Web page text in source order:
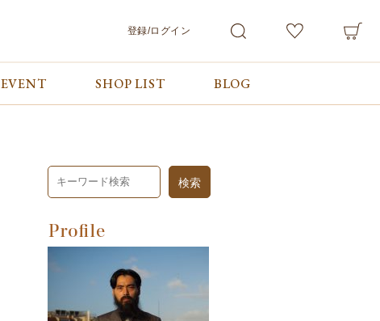
会員サービス
ご利用ガイド/お問合せ
登録/ログイン
検索
EVENT SHOP LIST BLOG